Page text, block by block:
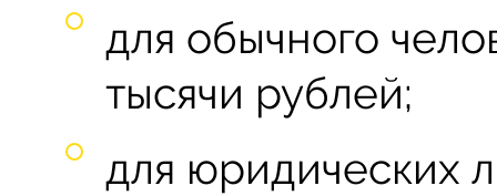
для обычного
тысячи рублей;
для юридических